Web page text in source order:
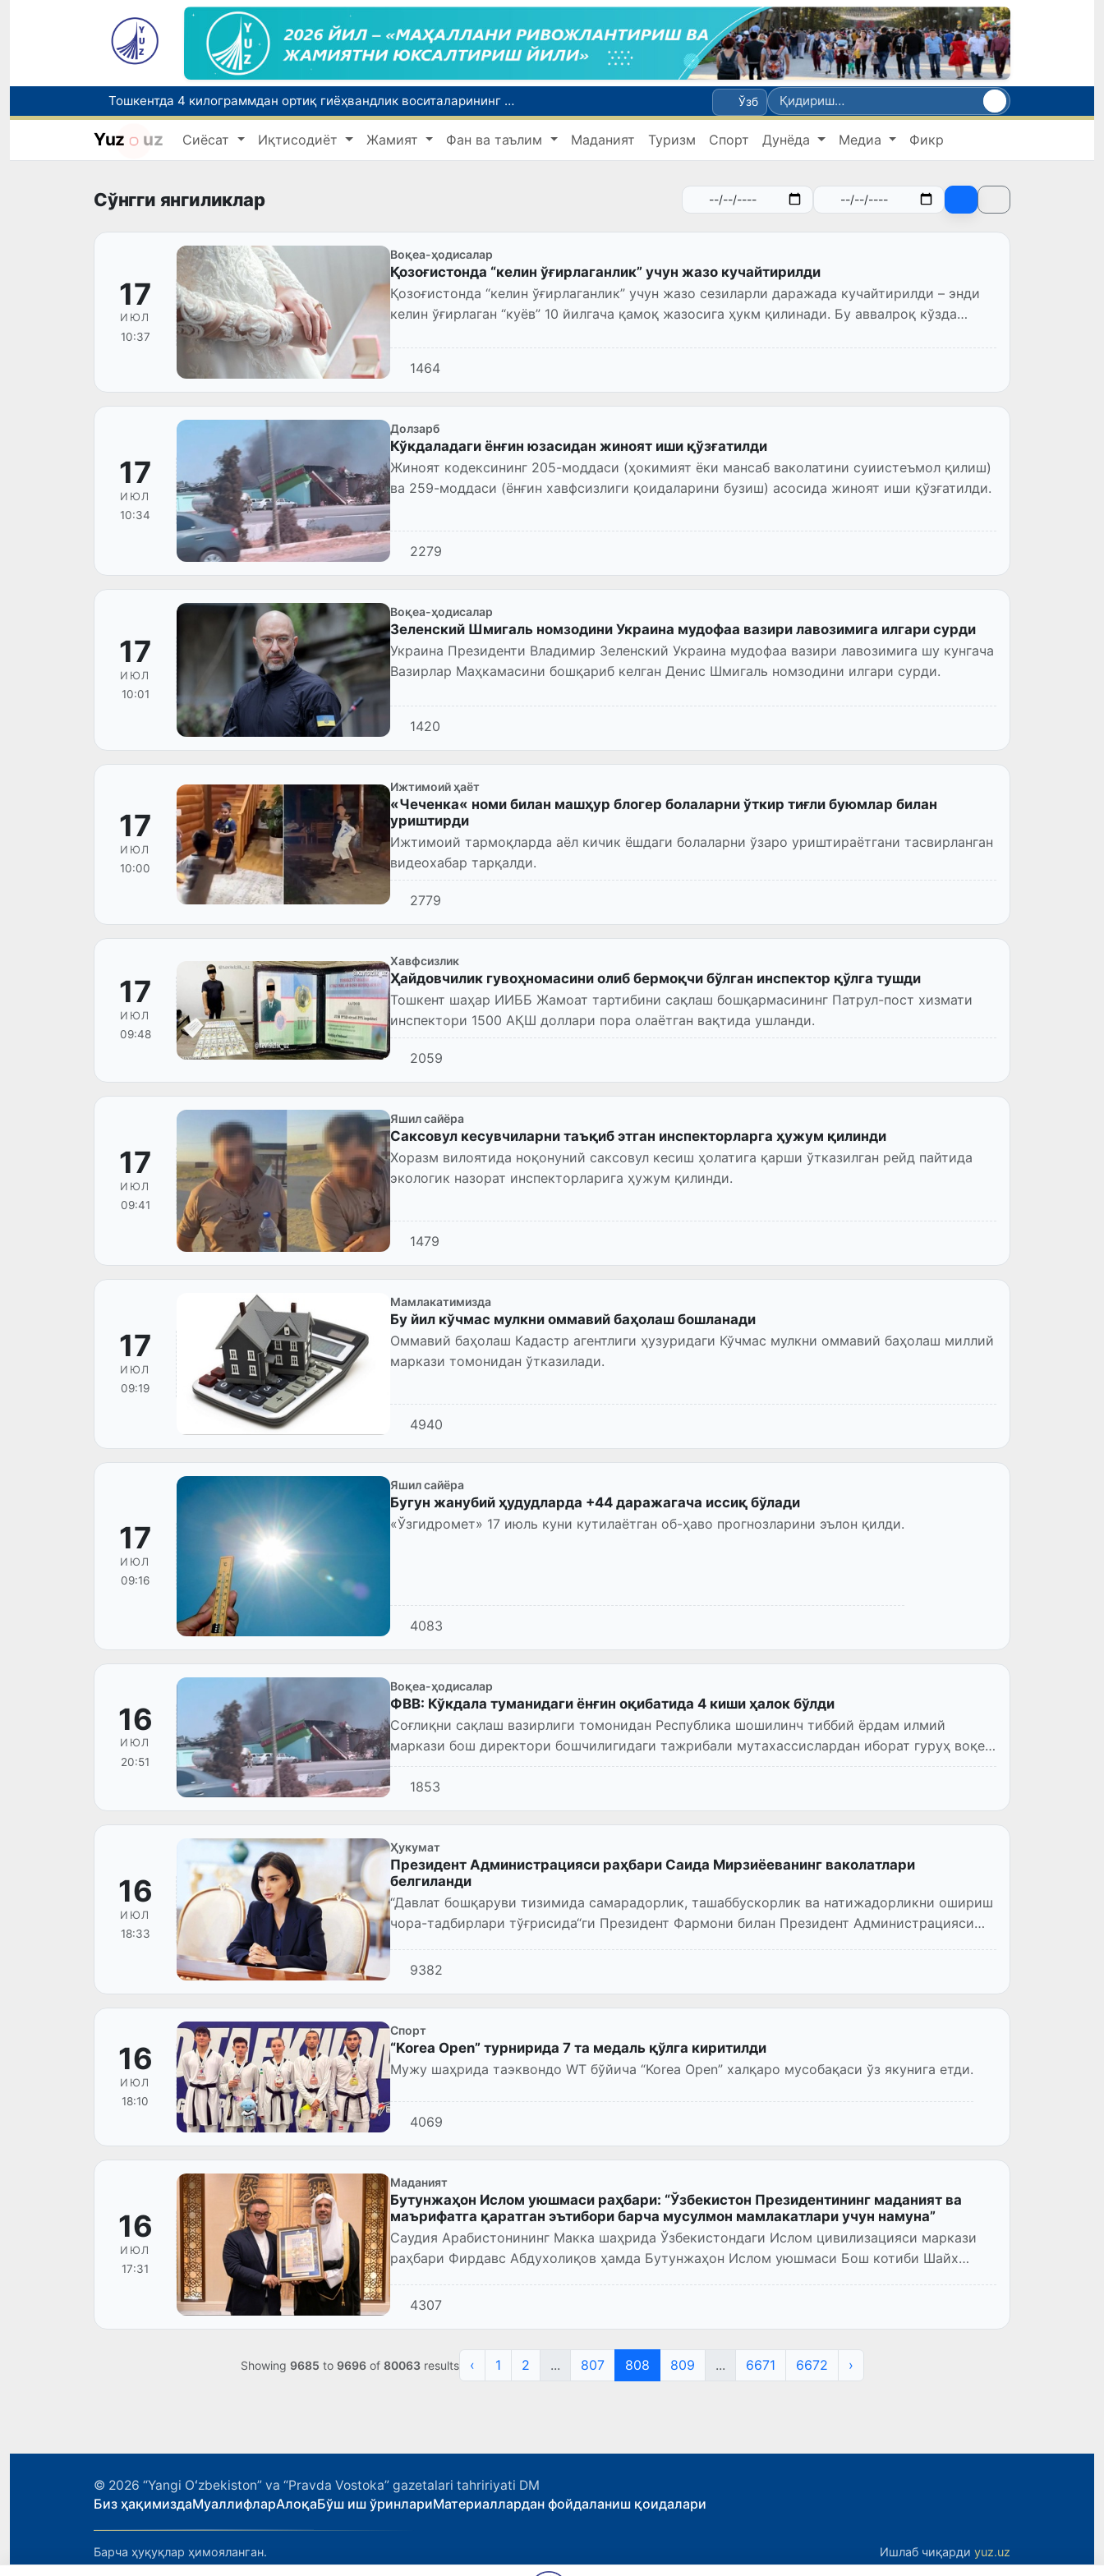
Тошкентда 4 килограммдан ортиқ гиёҳвандлик воситаларининг «закладка» усулида тарқатилишига чек қўйилди
Ўқишини кўчириш бўйича рад этилган аризаларни 10 августга қадар таҳрирлаш мумкин
I ва II гуруҳ ногиронлиги бўлган фуқароларга пенсия проактив тарзда тайинланади
Бозорга чиқариладиган барча маҳсулотлар хавфсиз бўлиши шарт
Ўзб
Yuz uz Сиёсат Иқтисодиёт Жамият Фан ва таълим Маданият Туризм Спорт Дунёда Медиа Фикр
Сўнгги янгиликлар
17
ИЮЛ
10:37
Воқеа-ҳодисалар
Қозоғистонда “келин ўғирлаганлик” учун жазо кучайтирилди
Қозоғистонда “келин ўғирлаганлик” учун жазо сезиларли даражада кучайтирилди – энди
келин ўғирлаган “куёв” 10 йилгача қамоқ жазосига ҳукм қилинади. Бу аввалроқ кўзда
1464
17
ИЮЛ
10:34
Долзарб
Кўкдаладаги ёнғин юзасидан жиноят иши қўзғатилди
Жиноят кодексининг 205-моддаси (ҳокимият ёки мансаб ваколатини суиистеъмол қилиш)
ва 259-моддаси (ёнғин хавфсизлиги қоидаларини бузиш) асосида жиноят иши қўзғатилди.
2279
17
ИЮЛ
10:01
Воқеа-ҳодисалар
Зеленский Шмигаль номзодини Украина мудофаа вазири лавозимига илгари сурди
Украина Президенти Владимир Зеленский Украина мудофаа вазири лавозимига шу кунгача
Вазирлар Маҳкамасини бошқариб келган Денис Шмигаль номзодини илгари сурди.
1420
17
ИЮЛ
10:00
Ижтимоий ҳаёт
«Чеченка« номи билан машҳур блогер болаларни ўткир тиғли буюмлар билан
уриштирди
Ижтимоий тармоқларда аёл кичик ёшдаги болаларни ўзаро уриштираётгани тасвирланган
видеохабар тарқалди.
2779
17
ИЮЛ
09:48
Хавфсизлик
Ҳайдовчилик гувоҳномасини олиб бермоқчи бўлган инспектор қўлга тушди
Тошкент шаҳар ИИББ Жамоат тартибини сақлаш бошқармасининг Патрул-пост хизмати
инспектори 1500 АҚШ доллари пора олаётган вақтида ушланди.
2059
17
ИЮЛ
09:41
Яшил сайёра
Саксовул кесувчиларни таъқиб этган инспекторларга ҳужум қилинди
Хоразм вилоятида ноқонуний саксовул кесиш ҳолатига қарши ўтказилган рейд пайтида
экологик назорат инспекторларига ҳужум қилинди.
1479
17
ИЮЛ
09:19
Мамлакатимизда
Бу йил кўчмас мулкни оммавий баҳолаш бошланади
Оммавий баҳолаш Кадастр агентлиги ҳузуридаги Кўчмас мулкни оммавий баҳолаш миллий
маркази томонидан ўтказилади.
4940
17
ИЮЛ
09:16
Яшил сайёра
Бугун жанубий ҳудудларда +44 даражагача иссиқ бўлади
«Ўзгидромет» 17 июль куни кутилаётган об-ҳаво прогнозларини эълон қилди.
4083
16
ИЮЛ
20:51
Воқеа-ҳодисалар
ФВВ: Кўкдала туманидаги ёнғин оқибатида 4 киши ҳалок бўлди
Соғлиқни сақлаш вазирлиги томонидан Республика шошилинч тиббий ёрдам илмий
маркази бош директори бошчилигидаги тажрибали мутахассислардан иборат гуруҳ воқеа
жойига юборилган.
1853
16
ИЮЛ
18:33
Ҳукумат
Президент Администрацияси раҳбари Саида Мирзиёеванинг ваколатлари
белгиланди
“Давлат бошқаруви тизимида самарадорлик, ташаббускорлик ва натижадорликни ошириш
чора-тадбирлари тўғрисида“ги Президент Фармони билан Президент Администрацияси
9382
16
ИЮЛ
18:10
Спорт
“Korea Open” турнирида 7 та медаль қўлга киритилди
Мужу шаҳрида таэквондо WТ бўйича “Korea Open” халқаро мусобақаси ўз якунига етди.
4069
16
ИЮЛ
17:31
Маданият
Бутунжаҳон Ислом уюшмаси раҳбари: “Ўзбекистон Президентининг маданият ва
маърифатга қаратган эътибори барча мусулмон мамлакатлари учун намуна”
Саудия Арабистонининг Макка шаҳрида Ўзбекистондаги Ислом цивилизацияси маркази
раҳбари Фирдавс Абдухолиқов ҳамда Бутунжаҳон Ислом уюшмаси Бош котиби Шайх
4307
Showing 9685 to 9696of 80063results ‹ 1 2 ... 807 808 809 ... 6671 6672 ›
© 2026 “Yangi Oʻzbekiston” va “Pravda Vostoka” gazetalari tahririyati DM
Биз ҳақимиздаМуаллифларАлоқаБўш иш ўринлариМатериаллардан фойдаланиш қоидалари
Барча ҳуқуқлар ҳимояланган. Ишлаб чиқарди yuz.uz